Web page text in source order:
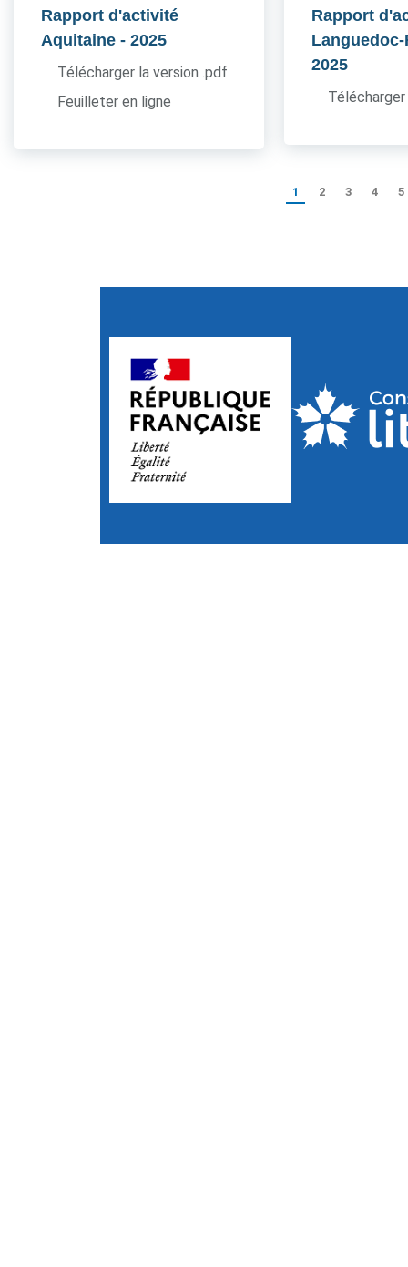
Rapport d'activité
Aquitaine - 2025
Télécharger la version .pdf
Feuilleter en ligne
Rapport
2025
1 2 3 4 5